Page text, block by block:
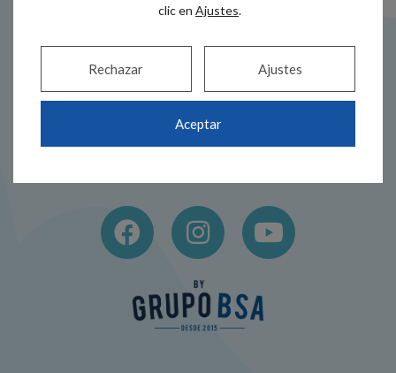
Dirección
Alameda Recalde
48011 Bilbao
Teléfono
clic en Ajustes.
Aceptar
Rechazar Ajustes